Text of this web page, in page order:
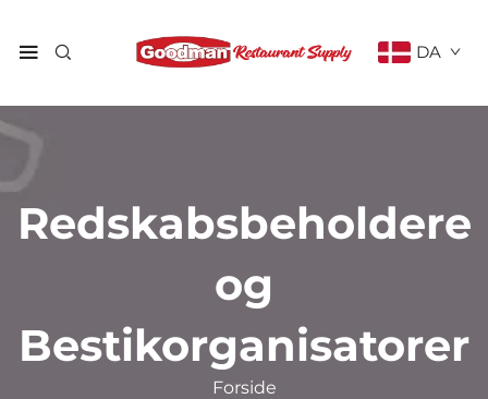
DA
Redskabsbeholdere
og
Bestikorganisatorer
Forside